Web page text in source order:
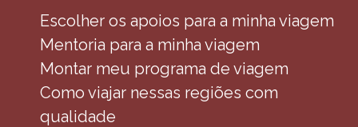
Escolher os apoios para a minha viagem
Mentoria para a minha viagem
Montar meu programa de viagem
Como viajar nessas regiões com
qualidade